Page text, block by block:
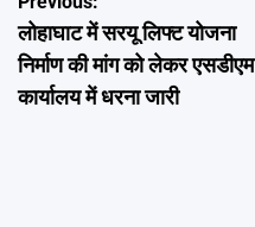
navigation
लोहाघाट में सरयू लिफ्ट योजना
निर्माण की मांग को लेकर एसडीएम
कार्यालय में धरना जारी